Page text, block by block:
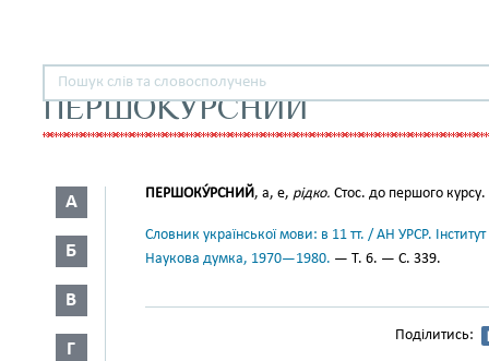
ПЕРШОКУРСНИЙ
А
Б
В
Г
ПЕРШОКУ́РСНИЙ, а, е, рідко. Стос. до першого курсу.
Словник української мови: в 11 тт. / АН УРСР.
Наукова думка, 1970—1980. — Т. 6. — С. 339.
Поділитись: